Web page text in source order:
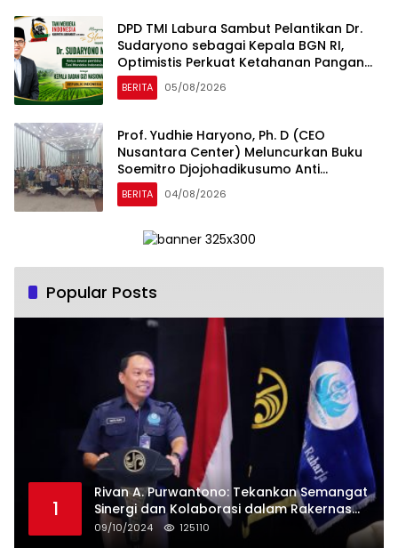
DPD TMI Labura Sambut Pelantikan Dr.
Sudaryono sebagai Kepala BGN RI,
Optimistis Perkuat Ketahanan Pangan
dan Gizi Nasional
BERITA 05/08/2026
Prof. Yudhie Haryono, Ph. D (CEO
Nusantara Center) Meluncurkan Buku
Soemitro Djojohadikusumo Anti
Penjajahan yang dirangkaikan dengan
Simposium Nasional bertema “Urgensi
Nasional dan Kesejahteraan Sosial
Emas 2045”
BERITA 04/08/2026
Popular Posts
1
Rivan A. Purwantono: Tekankan Semangat
Sinergi dan Kolaborasi dalam Rakernas
Serikat Pekerja Jasa Raharja
09/10/2024 125110